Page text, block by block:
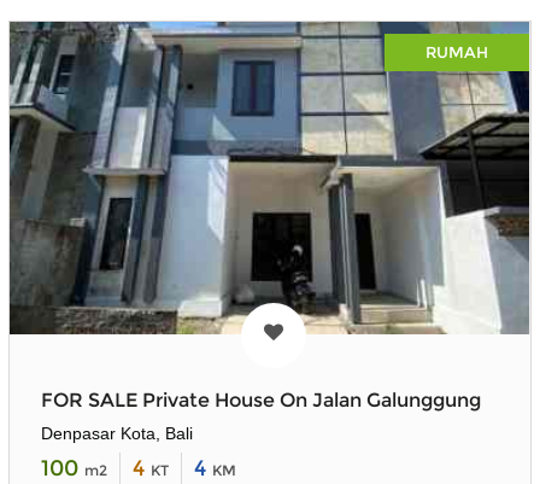
RUMAH
FOR SALE Private House On Jalan Galunggung
Denpasar Kota, Bali
100 m2 4 KT 4 KM